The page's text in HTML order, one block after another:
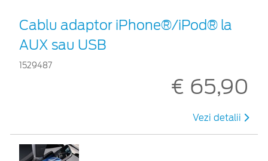
Cablu adaptor iPhone®/iPod® la
AUX sau USB
1529487
€ 65,90
Vezi detalii